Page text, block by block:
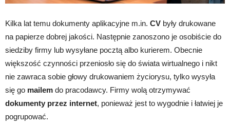
Kilka lat temu dokumenty aplikacyjne m.in. CV były drukowane
na papierze dobrej jakości. Następnie zanoszono je osobiście do
siedziby firmy lub wysyłane pocztą albo kurierem. Obecnie
większość czynności przeniosło się do świata wirtualnego i nikt
nie zawraca sobie głowy drukowaniem życiorysu, tylko wysyła
się go mailem do pracodawcy. Firmy wolą otrzymywać
dokumenty przez internet, ponieważ jest to wygodnie i łatwiej je
pogrupować.